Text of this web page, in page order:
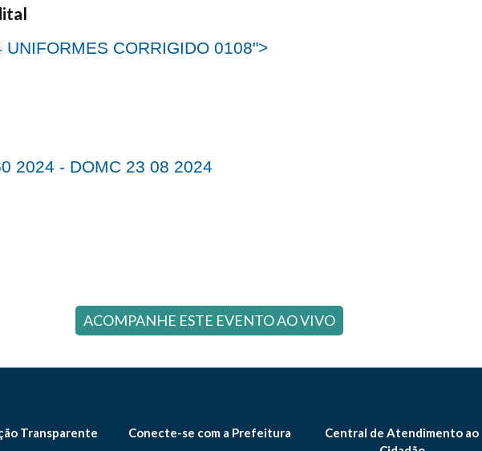
UNIFORMES CORRIGIDO 0108">
2024 - DOMC 23 08 2024
ACOMPANHE ESTE EVENTO AO VIVO
Transparente Conecte-se com a Prefeitura
Central de Atendimento ao